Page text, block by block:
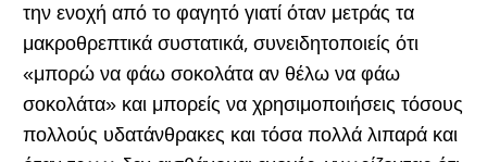
την ενοχή από το φαγητό γιατί όταν μετράς τα
μακροθρεπτικά συστατικά, συνειδητοποιείς ότι
«μπορώ να φάω σοκολάτα αν θέλω να φάω
σοκολάτα» και μπορείς να χρησιμοποιήσεις τόσους
πολλούς υδατάνθρακες και τόσα πολλά λιπαρά και